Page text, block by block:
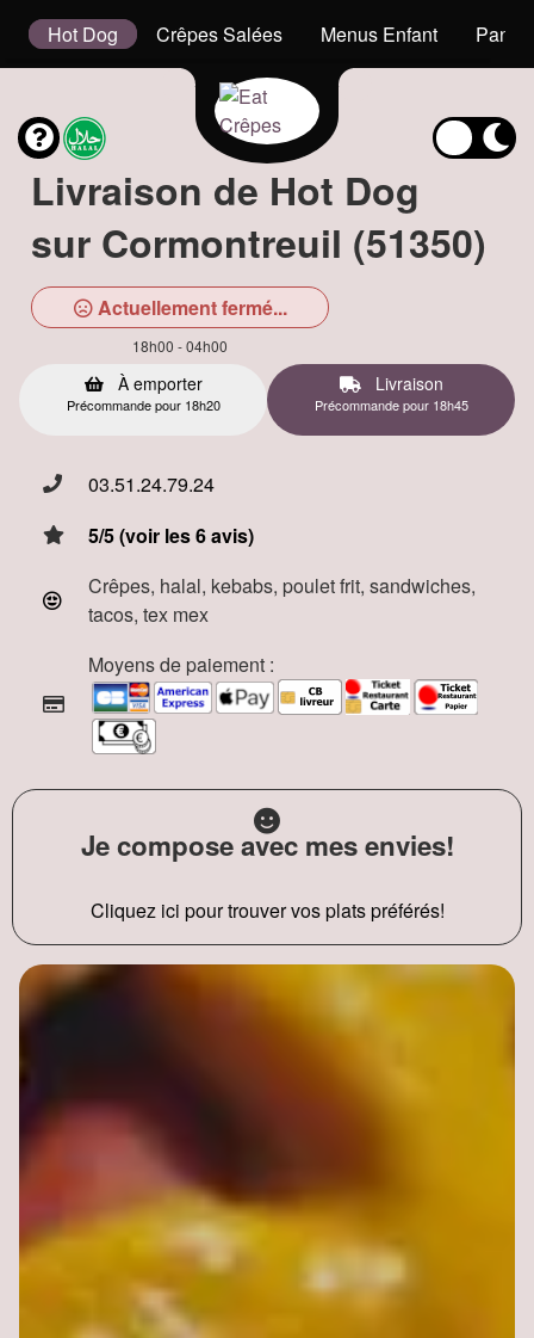
Hot Dog Crêpes Salées Menus Enfant
Livraison de Hot Dog
sur Cormontreuil (51350)
Actuellement fermé...
18h00 - 04h00
À emporter
Précommande pour 18h20
Livraison
Précommande pour 18h45
03.51.24.79.24
5/5 (voir les 6 avis)
Crêpes, halal, kebabs, poulet frit, sandwiches,
tacos, tex mex
Moyens de paiement :
Je compose avec mes envies!
Cliquez ici pour trouver vos plats préférés!